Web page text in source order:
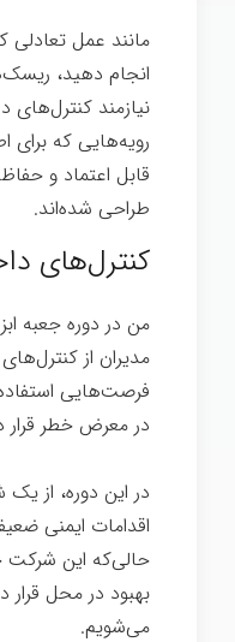
مانند عمل تعادلی
انجام دهید،
نیازمند
رویه‌هایی که برای
قابل اعتماد و
طراحی شده‌اند.
کنترل‌های
من در دوره جعبه
مدیران از
فرصت‌هایی
در معرض خطر قرار
در این دوره، از
اقدامات ایمنی
حالی‌که این شرکت
بهبود در محل قرار
می‌شویم.